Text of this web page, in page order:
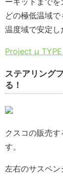
どの極低温域
温度域で安定し
Project μ
ステアリング
る！
クスコの販売
す。
左右のサスペ